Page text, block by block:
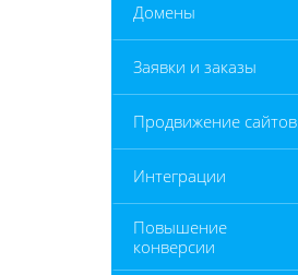
Домены
Заявки и заказы
Продвижение сайтов
Интеграции
Повышение
конверсии